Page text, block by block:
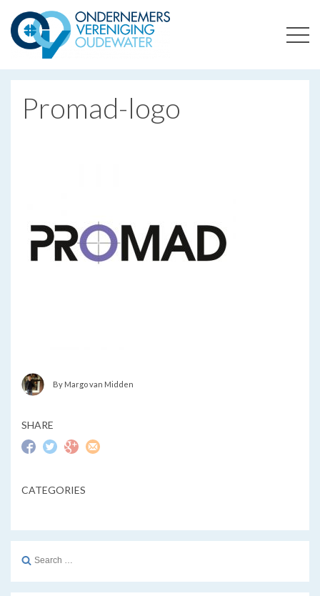
ONDERNEMERSVERENIGING OUDEWATER
Promad-logo
By Margo van Midden
SHARE
CATEGORIES
Search